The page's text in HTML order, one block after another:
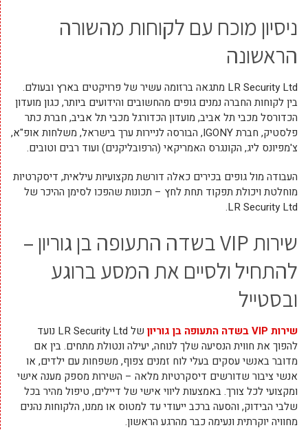
ניסיון מוכח עם לקוחות מהשורה
הראשונה
LR Security Ltd מתגאה ברזומה עשיר של פרויקטים בארץ ובעולם.
בין לקוחות החברה נמנים גופים מהחשובים והידועים ביותר, כגון מועדון
הכדורסל מכבי תל אביב, מועדון הכדורגל מכבי תל אביב, חברת כתר
פלסטיק, חברת IGONY, הבורסה לניירות ערך בישראל, משלחות אופ"א,
צ'מפיונס ליג, הקונגרס האמריקאי (הרפובליקנים) ועוד רבים וטובים.
העבודה מול גופים בכירים כאלה דורשת מקצועיות עילאית, דיסקרטיות
מוחלטת ויכולת תפקוד תחת לחץ – תכונות שהפכו לסימן ההיכר של
LR Security Ltd.
שירות VIP בשדה התעופה בן גוריון –
להתחיל ולסיים את המסע ברוגע
ובסטייל
שירות VIP בשדה התעופה בן גוריון
של LR Security Ltd נועד
להפוך את חווית הנסיעה שלך לנוחה, יעילה ונטולת מתחים. בין אם
מדובר באנשי עסקים בעלי לוח זמנים צפוף, משפחות עם ילדים, או
אנשי ציבור שדורשים דיסקרטיות מלאה – השירות מספק מענה אישי
ומקצועי לכל צורך. באמצעות ליווי אישי של דיילים, טיפול מהיר בכל
שלבי הבידוק, והסעה ברכב ייעודי עד למטוס או ממנו, הלקוחות נהנים
מחוויה יוקרתית ונעימה כבר מהרגע הראשון.